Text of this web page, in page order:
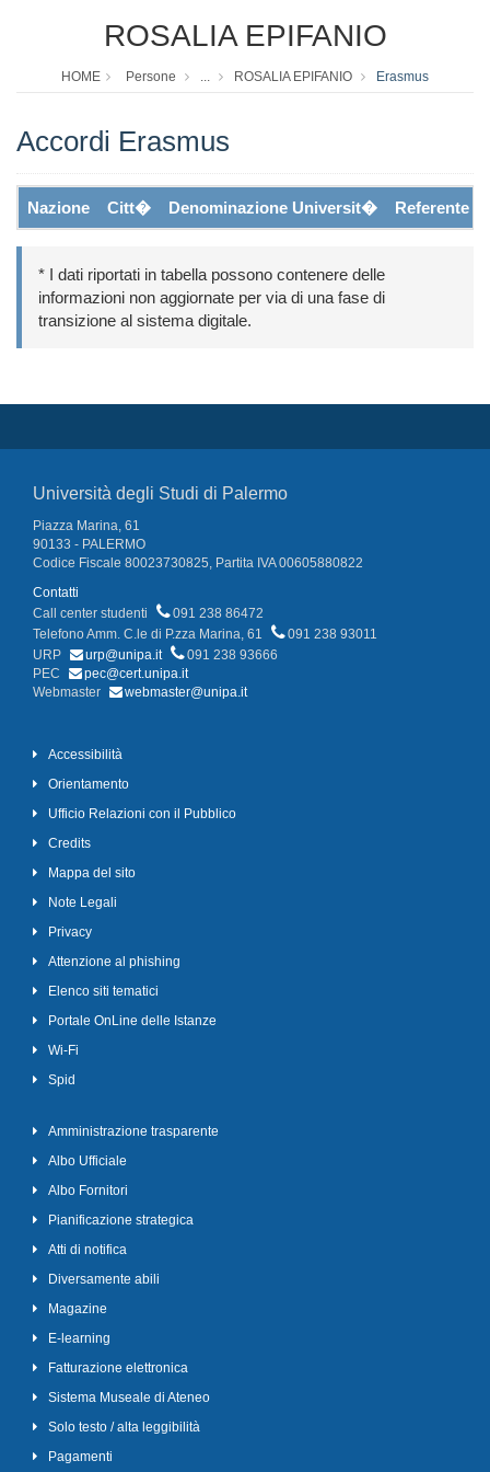
ROSALIA EPIFANIO
HOME Persone ... ROSALIA EPIFANIO Erasmus
Accordi Erasmus
Nazione Citt� Denominazione Universit� Referente
* I dati riportati in tabella possono contenere delle
informazioni non aggiornate per via di una fase di
transizione al sistema digitale.
Università degli Studi di Palermo
Piazza Marina, 61
90133 - PALERMO
Codice Fiscale 80023730825, Partita IVA 00605880822
Contatti
Call center studenti
091 238 86472
Telefono Amm. C.le di P.zza Marina, 61
091 238 93011
URP
urp@unipa.it
091 238 93666
PEC
pec@cert.unipa.it
Webmaster
webmaster@unipa.it
Accessibilità
Orientamento
Ufficio Relazioni con il Pubblico
Credits
Mappa del sito
Note Legali
Privacy
Attenzione al phishing
Elenco siti tematici
Portale OnLine delle Istanze
Wi-Fi
Spid
Amministrazione trasparente
Albo Ufficiale
Albo Fornitori
Pianificazione strategica
Atti di notifica
Diversamente abili
Magazine
E-learning
Fatturazione elettronica
Sistema Museale di Ateneo
Solo testo / alta leggibilità
Pagamenti